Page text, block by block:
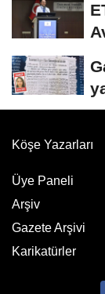
Köşe Yazarları
Üye Paneli
Arşiv
Gazete Arşivi
Karikatürler